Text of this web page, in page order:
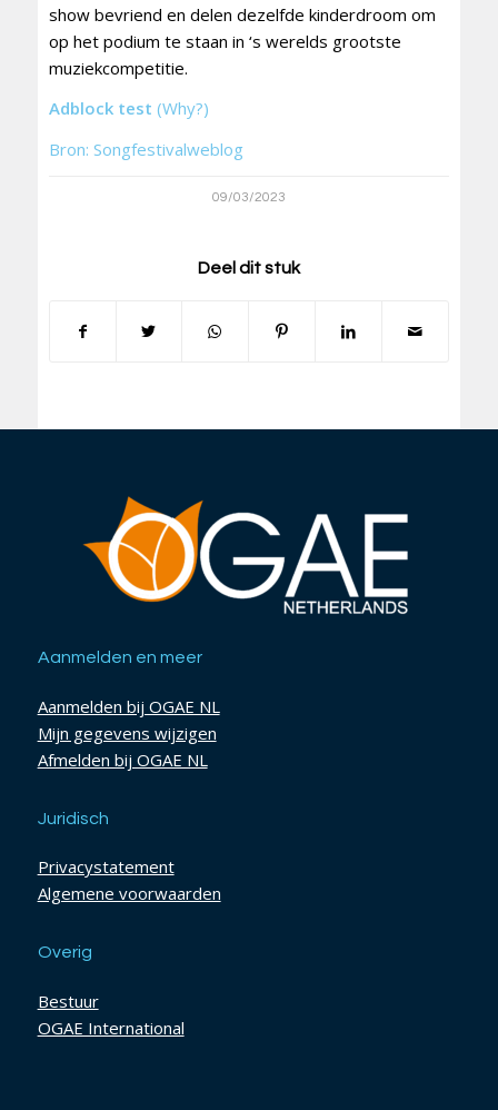
show bevriend en delen dezelfde kinderdroom om
op het podium te staan ​​in ‘s werelds grootste
muziekcompetitie.
Adblock test (Why?)
Bron: Songfestivalweblog
09/03/2023
Deel dit stuk
Aanmelden en meer
Aanmelden bij OGAE NL
Mijn gegevens wijzigen
Afmelden bij OGAE NL
Juridisch
Privacystatement
Algemene voorwaarden
Overig
Bestuur
OGAE International